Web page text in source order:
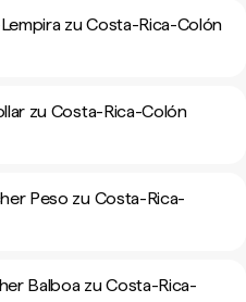
zu Costa-Rica-Colón
zu Costa-Rica-Colón
Peso zu Costa-Rica-
Balboa zu Costa-Rica-